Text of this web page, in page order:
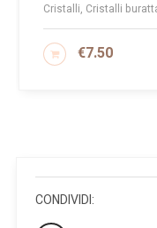
Cristalli, Cristalli
€7.50
AGGIUNGI AL
CONDIVIDI: